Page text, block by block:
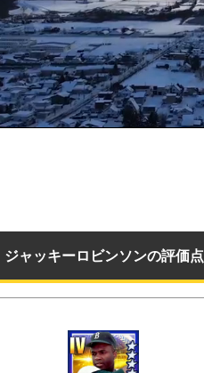
ジャッキーロビンソンの評価点